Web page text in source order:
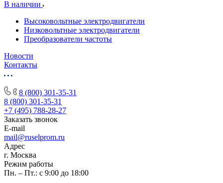
В наличии
Высоковольтные электродвигатели
Низковольтные электродвигатели
Преобразователи частоты
Новости
Контакты
8 (800) 301-35-31
8 (800) 301-35-31
+7 (495) 788-28-27
Заказать звонок
E-mail
mail@ruselprom.ru
Адрес
г. Москва
Режим работы
Пн. – Пт.: с 9:00 до 18:00